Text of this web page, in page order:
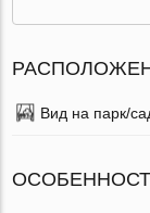
Вид на парк/